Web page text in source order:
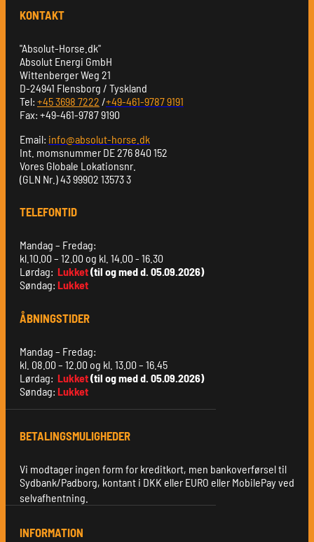
KONTAKT
"Absolut-Horse.dk"
Absolut Energi GmbH
Wittenberger Weg 21
D-24941 Flensborg / Tyskland
Tel: +45 3698 7222 /+49-461-9787 9191
Fax: +49-461-9787 9190
Email: info@absolut-horse.dk
Int. momsnummer DE 276 840 152
Vores Globale Lokationsnr.
(GLN Nr.) 43 99902 13573 3
TELEFONTID
Mandag – Fredag:
kl.10.00 – 12.00 og kl. 14.00 - 16.30
Lørdag: Lukket(til og med d. 05.09.2026)
Søndag: Lukket
ÅBNINGSTIDER
Mandag – Fredag:
kl. 08.00 – 12.00 og kl. 13.00 – 16.45
Lørdag: Lukket(til og med d. 05.09.2026)
Søndag: Lukket
BETALINGSMULIGHEDER
Vi modtager ingen form for kreditkort, men bankoverførsel til
Sydbank/Padborg, kontant i DKK eller EURO eller MobilePay ved
selvafhentning.
INFORMATION